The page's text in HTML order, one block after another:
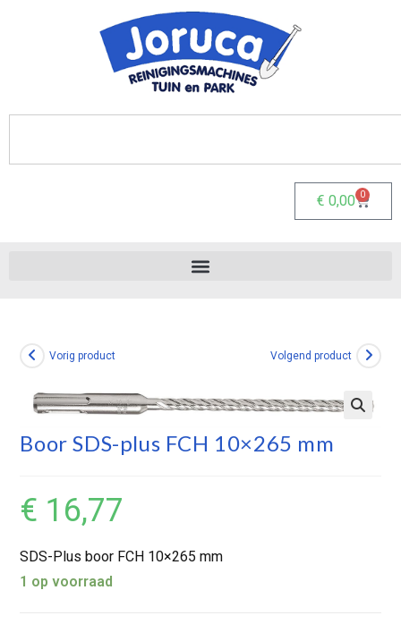
€ 0,00 0
Vorig product Volgend product
Boor SDS-plus FCH 10×265 mm
€ 16,77
SDS-Plus boor FCH 10×265 mm
1 op voorraad